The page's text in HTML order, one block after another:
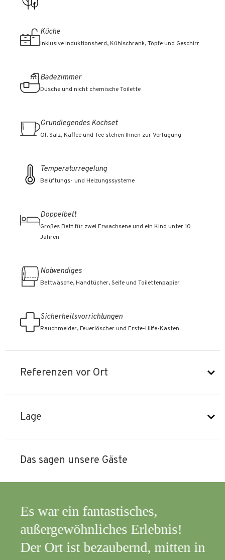
Küche
Inklusive Induktionsherd, Kühlschrank, Töpfe und Geschirr
Badezimmer
Dusche und nicht chemische Toilette
Grundlegendes Kochset
Öl, Salz, Kaffee und Tee stehen Ihnen zur Verfügung
Temperaturregelung
Belüftungs- und Heizungssysteme
Doppelbett
Großes Bett für zwei Erwachsene und ein Kind unter 10
Jahren.
Notwendiges
Bettwäsche, Handtücher, Seife und Toilettenpapier
Sicherheitsvorrichtungen
Rauchmelder, Feuerlöscher und Erste-Hilfe-Kasten.
Referenzen vor Ort
Lage
Das sagen unsere Gäste
Es war ein fantastisches,
außergewöhnliches Erlebnis!
Der Ort ist bezaubernd, mitten in